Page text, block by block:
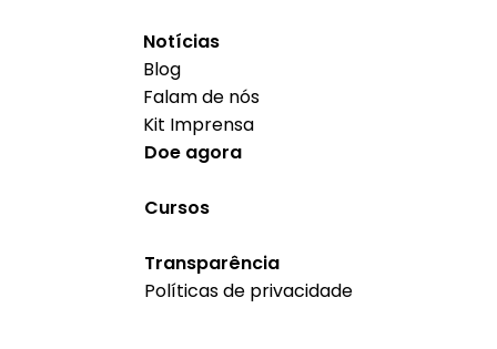
Notícias
Blog
Falam de nós
Kit Imprensa
Doe agora
Cursos
Transparência
Políticas de privacidade